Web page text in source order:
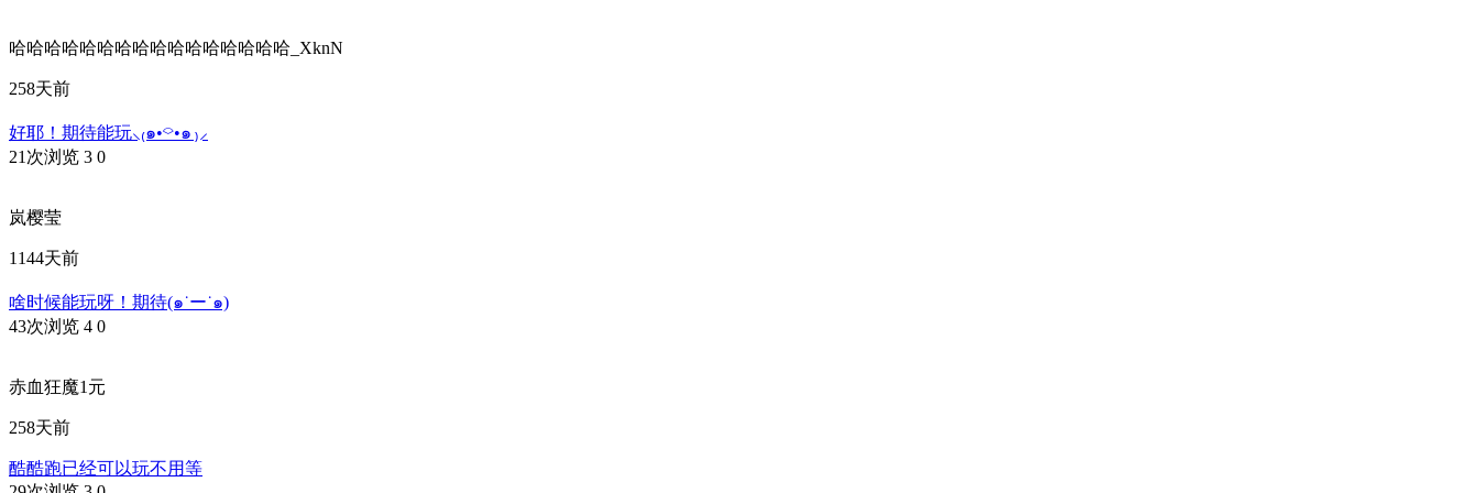
哈哈哈哈哈哈哈哈哈哈哈哈哈哈哈哈_XknN
258天前
好耶！期待能玩⸜₍๑•⌔•๑ ₎⸝
21次浏览 3 0
岚樱莹
1144天前
啥时候能玩呀！期待(๑˙ー˙๑)
43次浏览 4 0
赤血狂魔1元
258天前
酷酷跑已经可以玩不用等